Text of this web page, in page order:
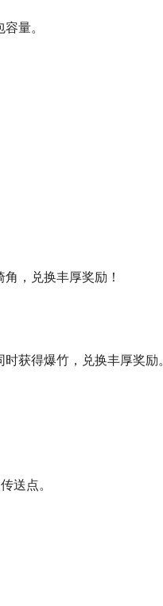
量。
，兑换丰厚奖励！
获得爆竹，兑换丰厚奖励。
送点。